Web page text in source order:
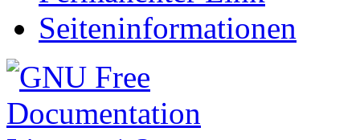
Seiteninformationen